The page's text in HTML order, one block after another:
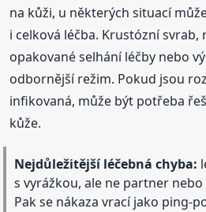
na kůži, u některých situací
i celková léčba. Krustózní svrab,
opakované selhání léčby nebo
odbornější režim. Pokud jsou
infikovaná, může být potřeba
kůže.
Nejdůležitější léčebná chyba:
s vyrážkou, ale ne partner
Pak se nákaza vrací jako ping-